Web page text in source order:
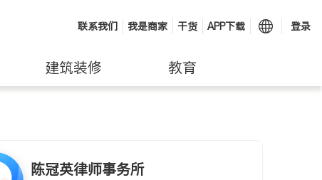
联系我们 我是商家 干货 APP下载 登录
建筑装修 教育
陈冠英律师事务所